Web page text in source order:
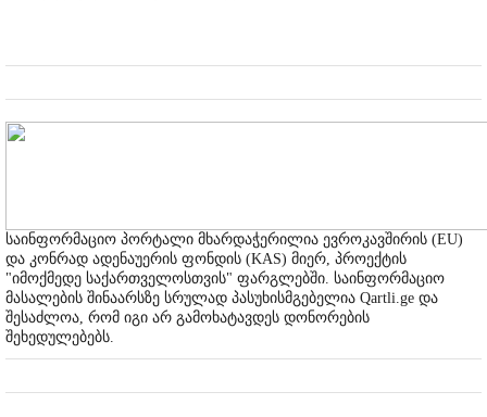
საინფორმაციო პორტალი მხარდაჭერილია ევროკავშირის (EU)
და კონრად ადენაუერის ფონდის (KAS) მიერ, პროექტის
"იმოქმედე საქართველოსთვის" ფარგლებში. საინფორმაციო
მასალების შინაარსზე სრულად პასუხისმგებელია Qartli.ge და
შესაძლოა, რომ იგი არ გამოხატავდეს დონორების
შეხედულებებს.